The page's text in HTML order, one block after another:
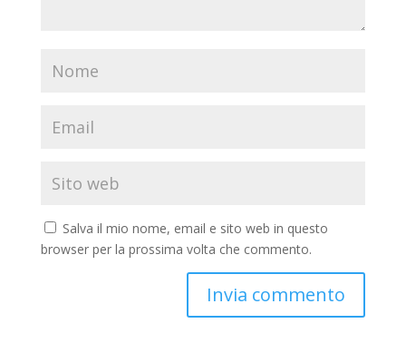
Salva il mio nome, email e sito web in questo
browser per la prossima volta che commento.